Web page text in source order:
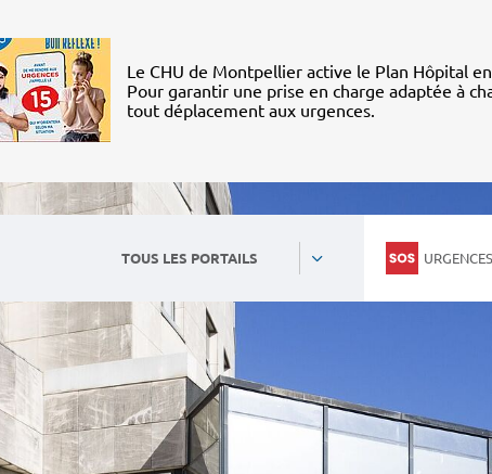
Le CHU de Montpellier active le Plan Hôpital
Pour garantir une prise en charge adaptée à
tout déplacement aux urgences.
TOUS LES PORTAILS URGENCES